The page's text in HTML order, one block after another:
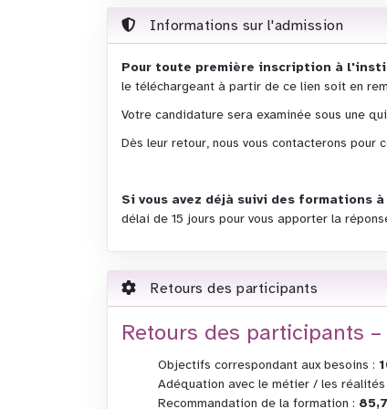
Informations sur l'admission
Pour toute première inscription à
le téléchargeant à partir de ce lien soit en
Votre candidature sera examinée sous une
Dès leur retour, nous vous contacterons
Si vous avez déjà suivi des formations
délai de 15 jours pour vous apporter la
Retours des participants
Retours des participants
Objectifs correspondant aux besoins :
Adéquation avec le métier / les réalités
Recommandation de la formation :